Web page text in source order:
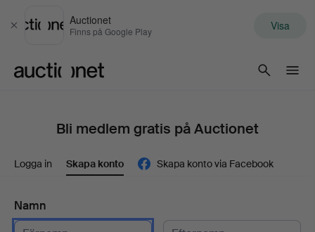
Stäng
Auctionet
Finns på Google Play Visa
Bli medlem gratis på Auctionet
Logga in Skapa konto Skapa konto via Facebook
Namn